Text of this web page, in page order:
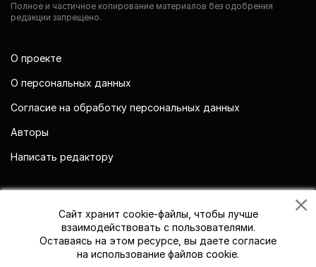
Полное и частичное копирование материалов без одобрения
редакции запрещено.
О проекте
О персональных данных
Согласие на обработку персональных данных
Авторы
Написать редактору
Сайт хранит cookie-файлы, чтобы лучше
взаимодействовать с пользователями.
Оставаясь на этом ресурсе, вы даете согласие
на использование файлов cookie.